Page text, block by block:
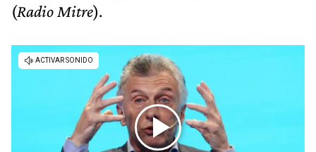
(Radio Mitre).